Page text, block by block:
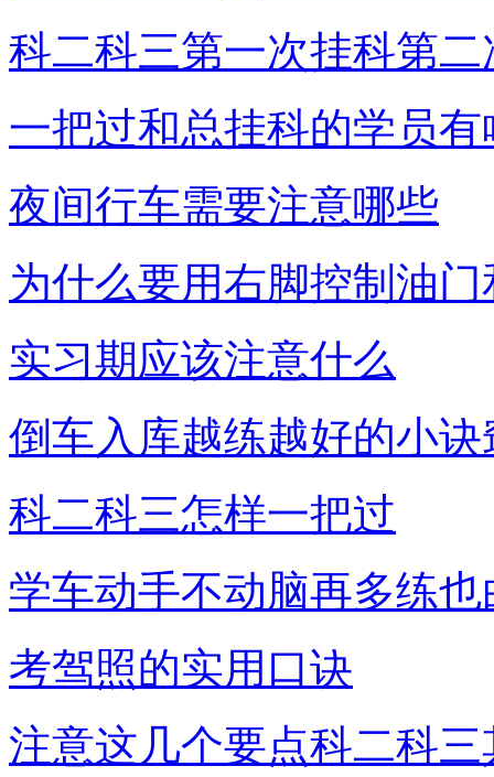
科二科三第一次挂科第
一把过和总挂科的学员有
夜间行车需要注意哪些
为什么要用右脚控制油
实习期应该注意什么
倒车入库越练越好的小诀
科二科三怎样一把过
学车动手不动脑再多练也
考驾照的实用口诀
注意这几个要点科二科